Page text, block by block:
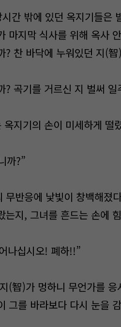
간 밖에 있던 옥지기들은
마지막 식사를 위해 옥사
? 찬 바닥에 누워있던 지(
? 곡기를 거르신 지 벌써
지기의 손이 미세하게 떨
까?”
무반응에 낯빛이 창백해졌
는지, 그녀를 흔드는 손에
나십시오! 폐하!!”
(智)가 멍하니 무언가를 응
그를 바라보다 다시 눈을